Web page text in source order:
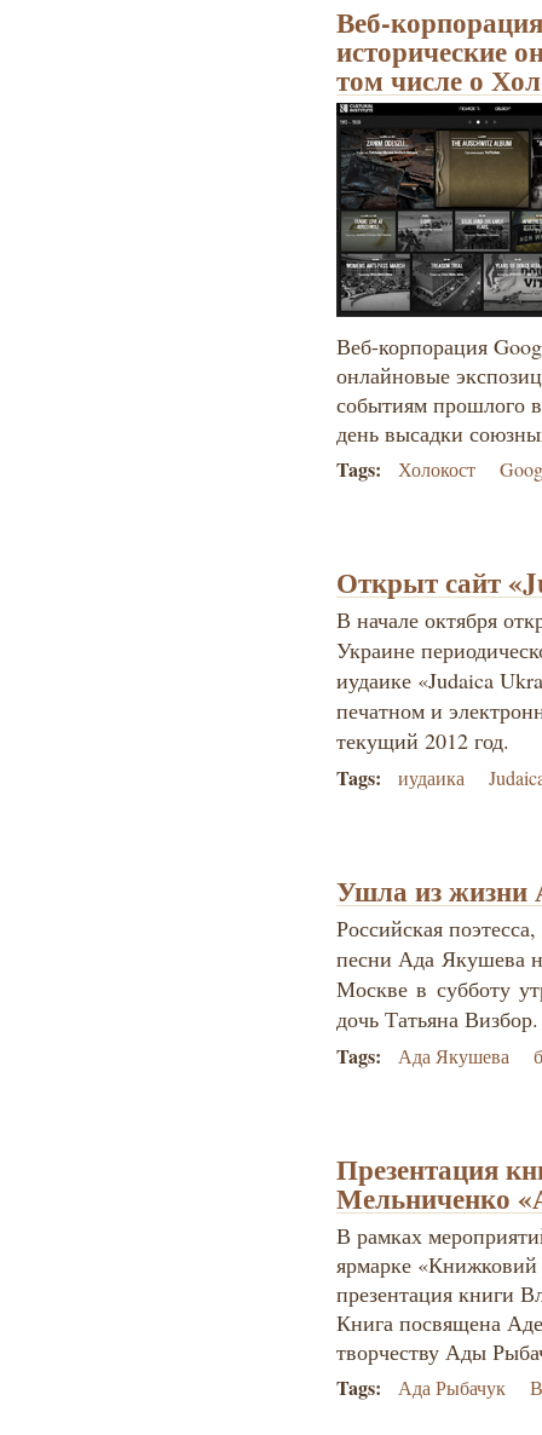
Веб-
исторические
том числе о
Веб-корпорация
онлайновые
событиям прошлого
день высадки
Tags: Холокост
Открыт сайт
В начале октября
Украине п
иудаике «Judaica
печатном и
текущий 2012 год.
Tags: иудаика
Ушла из жизни
Российская
песни Ада Якушева
Москве в субботу
дочь Татьяна Визбор.
Tags: Ада Якушева
Презентация
Мельниченко
В рамках
ярмарке
презентация книги
Книга посвящена
творчеству Ады
Tags: Ада Рыбачук